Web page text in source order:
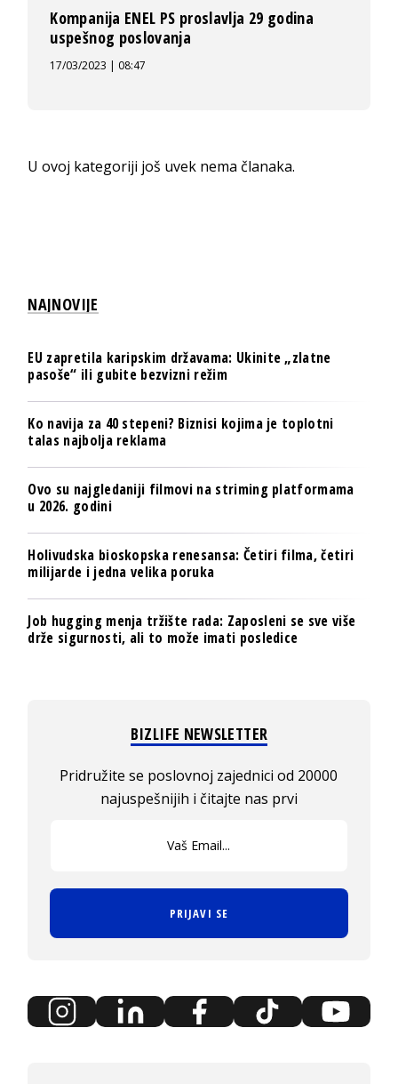
Kompanija ENEL PS proslavlja 29 godina
uspešnog poslovanja
17/03/2023 | 08:47
U ovoj kategoriji još uvek nema članaka.
NAJNOVIJE
EU zapretila karipskim državama: Ukinite „zlatne
pasoše“ ili gubite bezvizni režim
Ko navija za 40 stepeni? Biznisi kojima je toplotni
talas najbolja reklama
Ovo su najgledaniji filmovi na striming platformama
u 2026. godini
Holivudska bioskopska renesansa: Četiri filma, četiri
milijarde i jedna velika poruka
Job hugging menja tržište rada: Zaposleni se sve više
drže sigurnosti, ali to može imati posledice
BIZLIFE NEWSLETTER
Pridružite se poslovnoj zajednici od 20000
najuspešnijih i čitajte nas prvi
PRIJAVI SE